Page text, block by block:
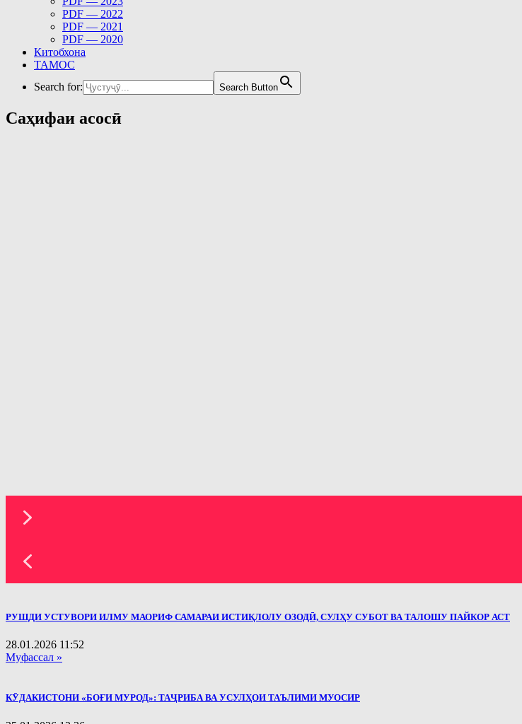
PDF — 2022
PDF — 2021
PDF — 2020
Китобхона
ТАМОС
Search for:
Search Button
Саҳифаи асосӣ
РУШДИ УСТУВОРИ ИЛМУ МАОРИФ САМАРАИ ИСТИҚЛОЛУ ОЗОДӢ, СУЛҲУ СУБОТ ВА ТАЛОШУ ПАЙКОР АСТ
28.01.2026 11:52
Муфассал »
КӮДАКИСТОНИ «БОҒИ МУРОД»: ТАҶРИБА ВА УСУЛҲОИ ТАЪЛИМИ МУОСИР